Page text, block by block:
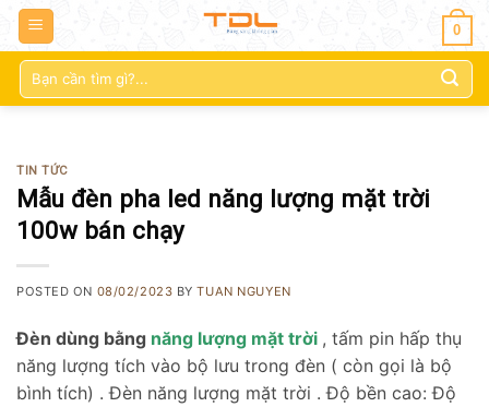
0
Tìm
kiếm:
TIN TỨC
Mẫu đèn pha led năng lượng mặt trời
100w bán chạy
POSTED ON 08/02/2023 BYTUAN NGUYEN
Đèn dùng bằng năng lượng mặt trời , tấm pin hấp thụ
năng lượng tích vào bộ lưu trong đèn ( còn gọi là bộ
bình tích) . Đèn năng lượng mặt trời . Độ bền cao: Độ